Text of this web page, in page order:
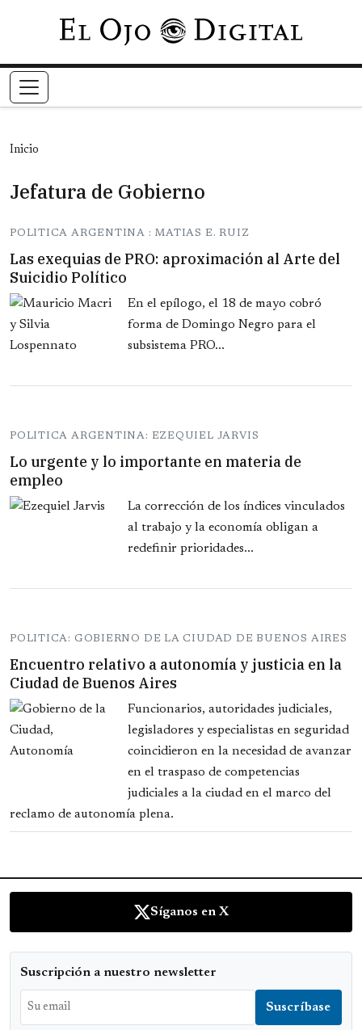
Pasar al contenido principal
Inicio
Jefatura de Gobierno
POLITICA ARGENTINA : MATIAS E. RUIZ
Las exequias de PRO: aproximación al Arte del
Suicidio Político
En el epílogo, el 18 de mayo cobró
forma de Domingo Negro para el
subsistema PRO...
POLITICA ARGENTINA: EZEQUIEL JARVIS
Lo urgente y lo importante en materia de
empleo
La corrección de los índices vinculados
al trabajo y la economía obligan a
redefinir prioridades...
POLITICA: GOBIERNO DE LA CIUDAD DE BUENOS AIRES
Encuentro relativo a autonomía y justicia en la
Ciudad de Buenos Aires
Funcionarios, autoridades judiciales,
legisladores y especialistas en seguridad
coincidieron en la necesidad de avanzar
en el traspaso de competencias
judiciales a la ciudad en el marco del
reclamo de autonomía plena.
Síganos en X
Suscripción a nuestro newsletter